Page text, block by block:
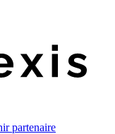
partenaire